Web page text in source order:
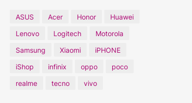
ASUS Acer Honor
Huawei
Lenovo
Logitech
Motorola
Samsung
Xiaomi
iPHONE
iShop
infinix oppo
poco
realme
tecno vivo